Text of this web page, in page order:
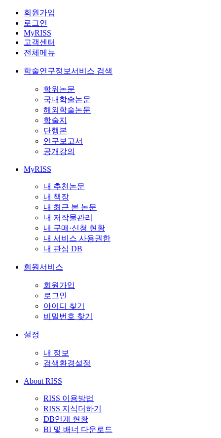
회원가입
로그인
MyRISS
고객센터
전체메뉴
학술연구정보서비스 검색
학위논문
국내학술논문
해외학술논문
학술지
단행본
연구보고서
공개강의
MyRISS
내 추천논문
내 책장
내 최근 본 논문
내 저작물관리
내 구매·신청 현황
내 서비스 사용권한
내 관심 DB
회원서비스
회원가입
로그인
아이디 찾기
비밀번호 찾기
설정
내 정보
검색환경설정
About RISS
RISS 이용방법
RISS 지식더하기
DB연계 현황
BI 및 배너 다운로드